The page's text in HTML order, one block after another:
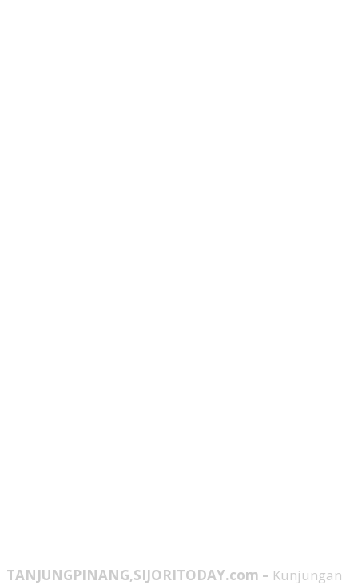
TANJUNGPINANG,SIJORITODAY.com – Kunjungan